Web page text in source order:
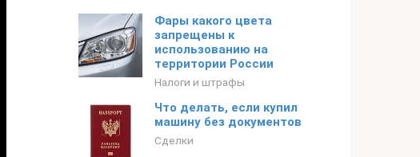
Фары какого цвета
запрещены к
использованию на
территории России
Налоги и штрафы
Что делать, если купил
машину без документов
Сделки